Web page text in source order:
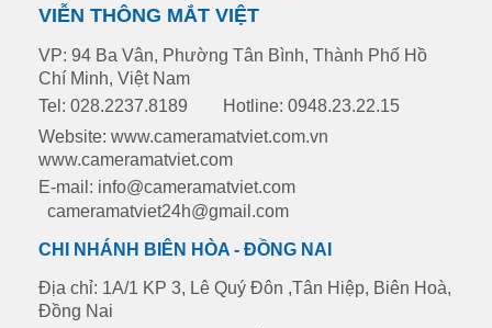
VIỄN THÔNG MẮT VIỆT
VP: 94 Ba Vân, Phường Tân Bình, Thành Phố Hồ
Chí Minh, Việt Nam
Tel: 028.2237.8189
Hotline: 0948.23.22.15
Website: www.cameramatviet.com.vn
www.cameramatviet.com
E-mail: info@cameramatviet.com
cameramatviet24h@gmail.com
CHI NHÁNH BIÊN HÒA - ĐỒNG NAI
Địa chỉ: 1A/1 KP 3, Lê Quý Đôn ,Tân Hiệp, Biên Hoà,
Đồng Nai